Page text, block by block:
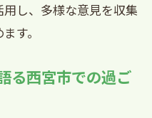
雰囲気の違いを体験
し、多様な意見を収集
す。
る西宮市での過ご